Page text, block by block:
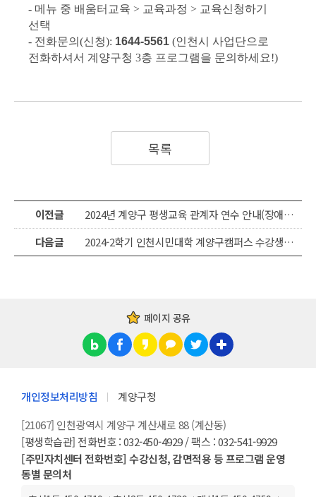
- 메뉴 중 배움터교육 > 교육과정 > 교육신청하기
선택
- 전화문의(신청): 1644-5561 (인천시 사업단으로
전화하셔서 계양구청 3층 프로그램을 문의하세요!)
목록
이전글
2024년 계양구 평생교육 관계자 연수 안내(장애인 평생교육 역량 강화)
다음글
2024-2학기 인천시민대학 계양구캠퍼스 수강생 모집(장애인, 다문화, 외국인)
페이지 공유
개인정보처리방침
계양구청
[21067] 인천광역시 계양구 계산새로 88 (계산동)
[평생학습관] 전화번호 : 032-450-4929 / 팩스 : 032-541-9929
[주민자치센터 전화번호] 수강신청, 감면적용 등 프로그램 운영
동별 문의처